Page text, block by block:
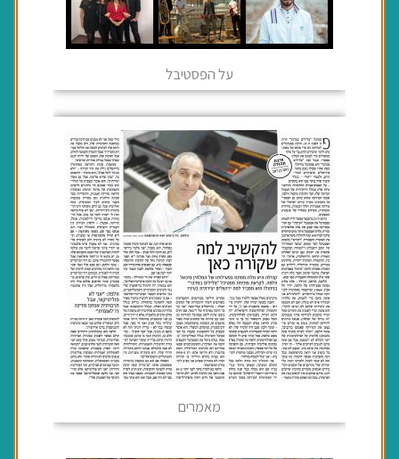
על הפסטיבל
מאמרים